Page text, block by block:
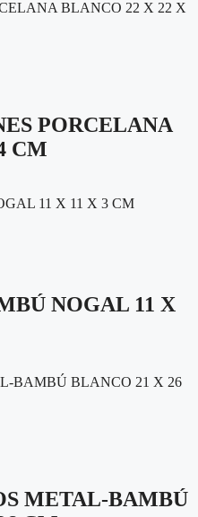
PORCELANA
CM
NOGAL 11 X
METAL-BAMBÚ